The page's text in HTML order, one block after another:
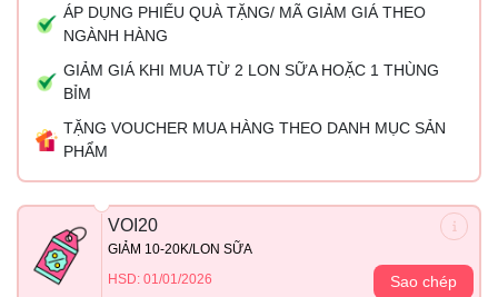
ÁP DỤNG PHIẾU QUÀ TẶNG/ MÃ GIẢM GIÁ THEO
NGÀNH HÀNG
GIẢM GIÁ KHI MUA TỪ 2 LON SỮA HOẶC 1 THÙNG
BỈM
TẶNG VOUCHER MUA HÀNG THEO DANH MỤC SẢN
PHẨM
VOI20
GIẢM 10-20K/LON SỮA
HSD: 01/01/2026
Sao chép